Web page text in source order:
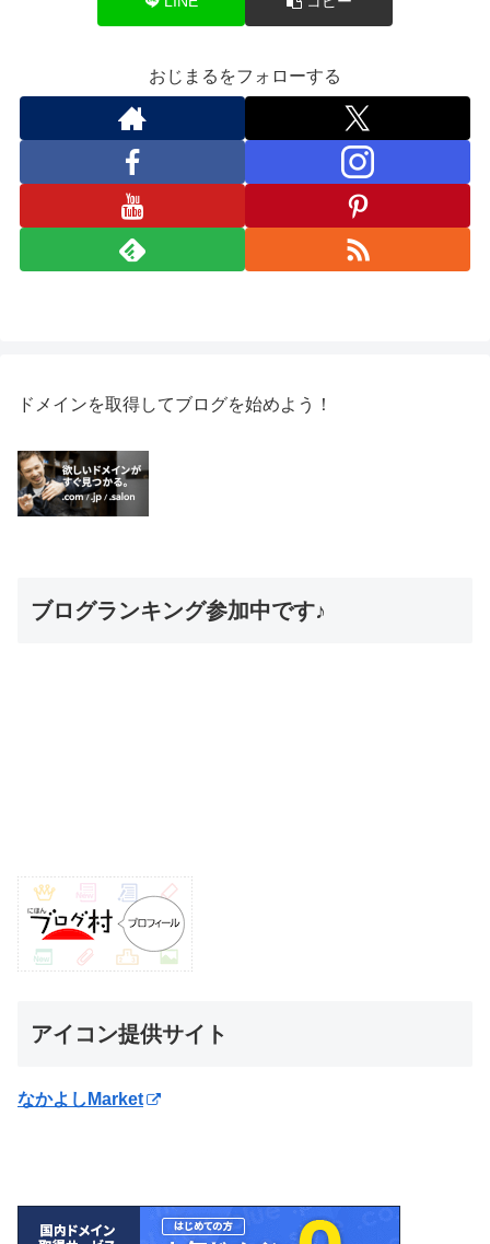
おじまるをフォローする
ドメインを取得してブログを始めよう！
ブログランキング参加中です♪
アイコン提供サイト
なかよしMarket